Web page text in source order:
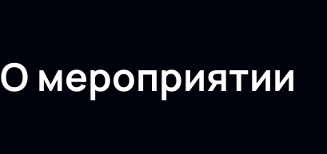
О мероприятии